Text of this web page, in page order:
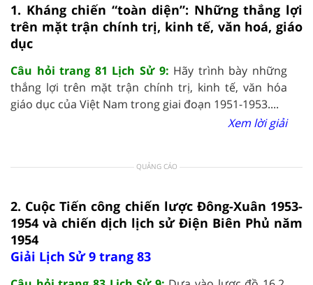
1. Kháng chiến “toàn diện”: Những thắng lợi
trên mặt trận chính trị, kinh tế, văn hoá, giáo
dục
Câu hỏi trang 81 Lịch Sử 9: Hãy trình bày những
thắng lợi trên mặt trận chính trị, kinh tế, văn hóa
giáo dục của Việt Nam trong giai đoạn 1951-1953....
Xem lời giải
QUẢNG CÁO
2. Cuộc Tiến công chiến lược Đông-Xuân 1953-
1954 và chiến dịch lịch sử Điện Biên Phủ năm
1954
Giải Lịch Sử 9 trang 83